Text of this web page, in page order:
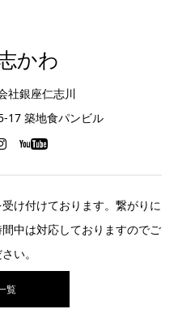
かわ
社銀座仁志川
17 築地食パンビル
け付けております。繋がりに
中は対応しておりますのでご
い。
覧